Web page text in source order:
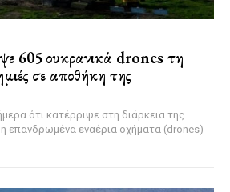
605 ουκρανικά drones τη
σε αποθήκη της
ότι κατέρριψε στη διάρκεια της
επανδρωμένα εναέρια οχήματα (drones)